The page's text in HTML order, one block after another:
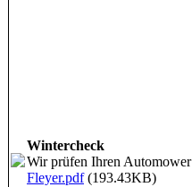
Wintercheck
Wir prüfen Ihren Automower
Fleyer.pdf(193.43KB)